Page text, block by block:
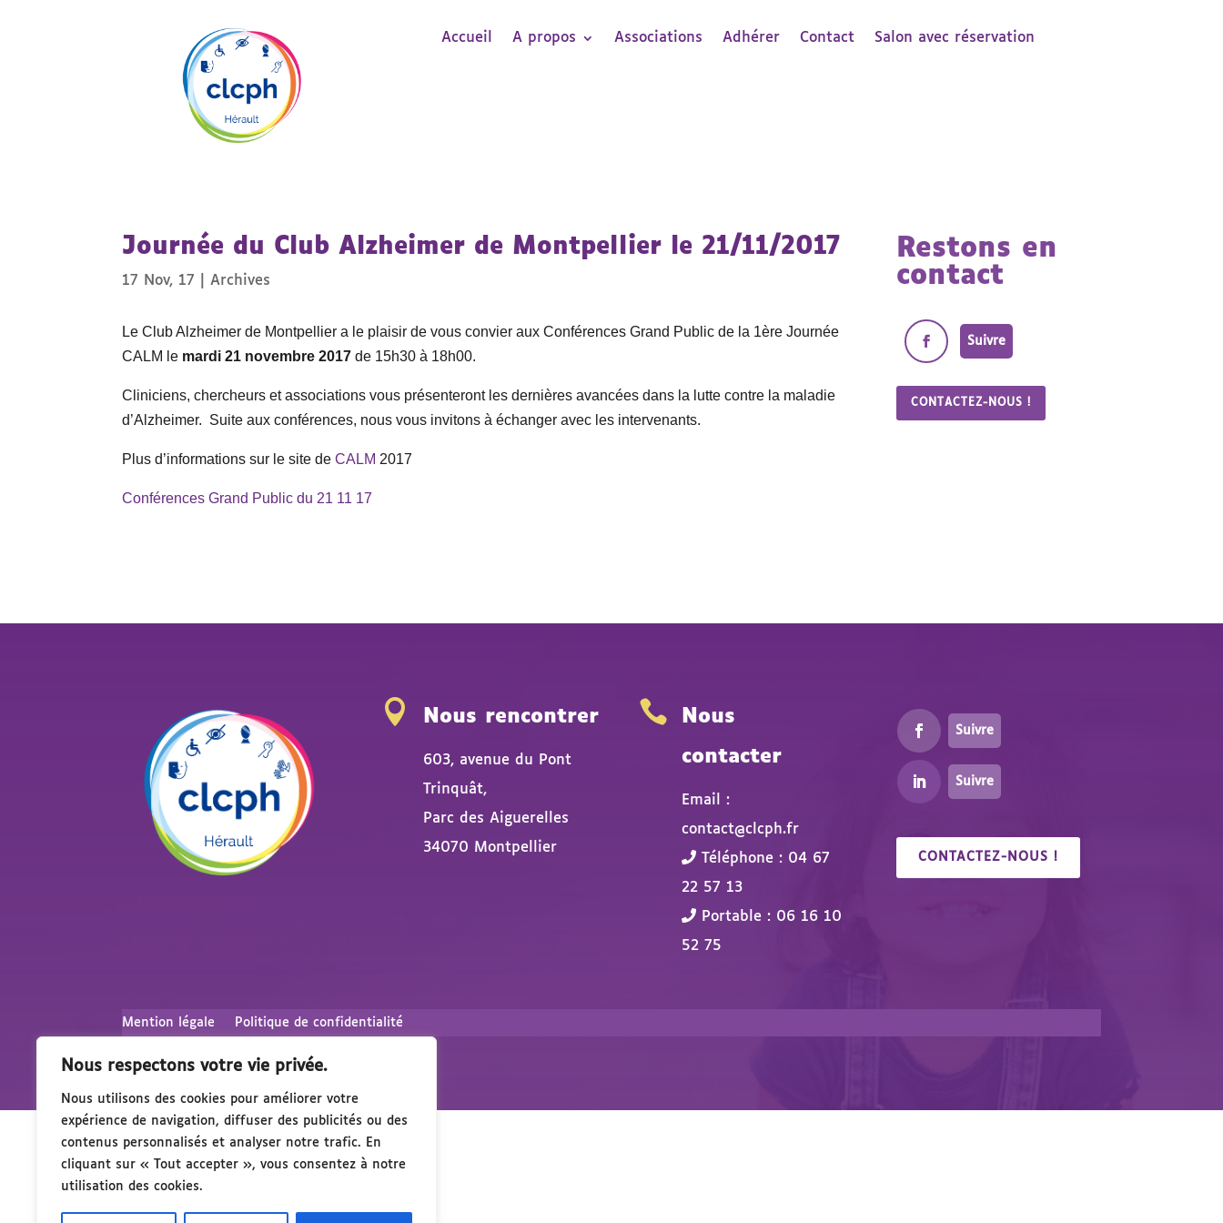
Nous respectons votre vie privée.
Nous utilisons des cookies pour améliorer votre
expérience de navigation, diffuser des publicités ou des
contenus personnalisés et analyser notre trafic. En
cliquant sur « Tout accepter », vous consentez à notre
utilisation des cookies.
Accueil A propos Associations Adhérer Contact Salon avec réservation
Journée du Club Alzheimer de Montpellier le 21/11/2017
17 Nov, 17 |Archives
Le Club Alzheimer de Montpellier a le plaisir de vous convier aux Conférences Grand Public de la 1ère Journée
CALM le mardi 21 novembre 2017 de 15h30 à 18h00.
Cliniciens, chercheurs et associations vous présenteront les dernières avancées dans la lutte contre la maladie
d’Alzheimer. Suite aux conférences, nous vous invitons à échanger avec les intervenants.
Plus d’informations sur le site deCALM 2017
Conférences Grand Public du 21 11 17
Restons en
contact
Suivre
CONTACTEZ-NOUS !
 Nous rencontrer
603, avenue du Pont
Trinquât,
Parc des Aiguerelles
34070 Montpellier

Nous
contacter
Email :
contact@clcph.fr
Téléphone : 04 67
22 57 13
Portable : 06 16 10
52 75
Suivre
Suivre
CONTACTEZ-NOUS !
Mention légale Politique de confidentialité